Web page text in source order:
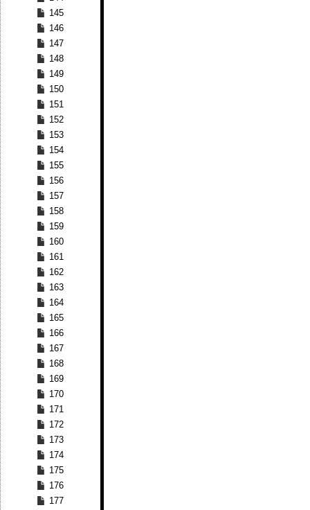
145
146
147
148
149
150
151
152
153
154
155
156
157
158
159
160
161
162
163
164
165
166
167
168
169
170
171
172
173
174
175
176
177